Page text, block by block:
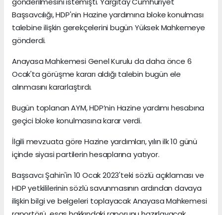
Başsavcılığı, HDP'nin Hazine yardımına bloke konulması
talebine ilişkin gerekçelerini bugün Yüksek Mahkemeye
gönderdi.
Anayasa Mahkemesi Genel Kurulu da daha önce 6
Ocak'ta görüşme kararı aldığı talebin bugün ele
alınmasını kararlaştırdı.
Bugün toplanan AYM, HDP’nin Hazine yardımı hesabına
geçici bloke konulmasına karar verdi.
İlgili mevzuata göre Hazine yardımları, yılın ilk 10 günü
içinde siyasi partilerin hesaplarına yatıyor.
Başsavcı Şahin'in 10 Ocak 2023'teki sözlü açıklaması ve
HDP yetkililerinin sözlü savunmasının ardından davaya
ilişkin bilgi ve belgeleri toplayacak Anayasa Mahkemesi